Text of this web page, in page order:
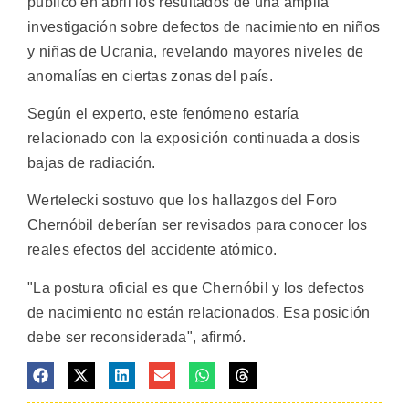
investigación sobre defectos de nacimiento en niños
y niñas de Ucrania, revelando mayores niveles de
anomalías en ciertas zonas del país.
Según el experto, este fenómeno estaría
relacionado con la exposición continuada a dosis
bajas de radiación.
Wertelecki sostuvo que los hallazgos del Foro
Chernóbil deberían ser revisados para conocer los
reales efectos del accidente atómico.
"La postura oficial es que Chernóbil y los defectos
de nacimiento no están relacionados. Esa posición
debe ser reconsiderada", afirmó.